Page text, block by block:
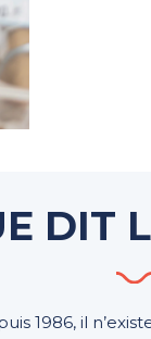
DIT
1986, il